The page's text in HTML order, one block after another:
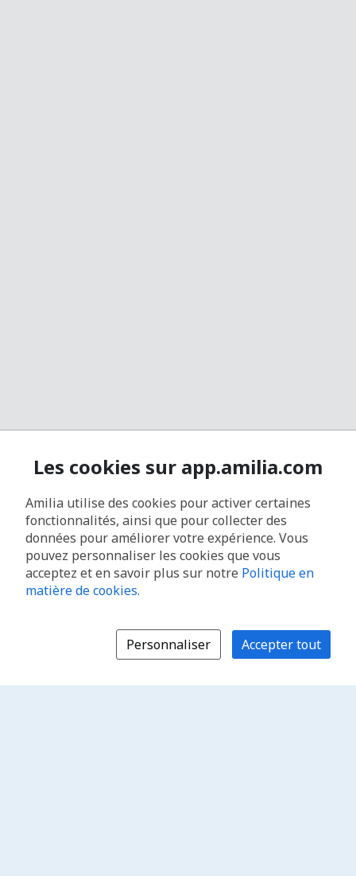
Les cookies sur app.amilia.com
Amilia utilise des cookies pour activer certaines
fonctionnalités, ainsi que pour collecter des
données pour améliorer votre expérience. Vous
pouvez personnaliser les cookies que vous
acceptez et en savoir plus sur notre Politique en
matière de cookies.
Personnaliser Accepter tout